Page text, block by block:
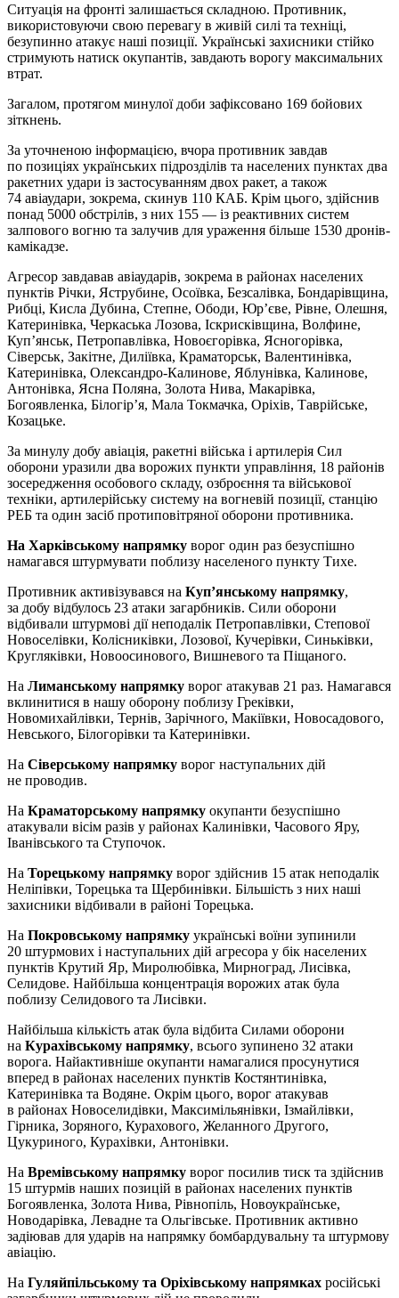
Ситуація на фронті залишається складною. Противник,
використовуючи свою перевагу в живій силі та техніці,
безупинно атакує наші позиції. Українські захисники стійко
стримують натиск окупантів, завдають ворогу максимальних
втрат.
Загалом, протягом минулої доби зафіксовано 169 бойових
зіткнень.
За уточненою інформацією, вчора противник завдав
по позиціях українських підрозділів та населених пунктах два
ракетних удари із застосуванням двох ракет, а також
74 авіаудари, зокрема, скинув 110 КАБ. Крім цього, здійснив
понад 5000 обстрілів, з них 155 — із реактивних систем
залпового вогню та залучив для ураження більше 1530 дронів-
камікадзе.
Агресор завдавав авіаударів, зокрема в районах населених
пунктів Річки, Яструбине, Осоївка, Безсалівка, Бондарівщина,
Рибці, Кисла Дубина, Степне, Ободи, Юр’єве, Рівне, Олешня,
Катеринівка, Черкаська Лозова, Іскрисківщина, Волфине,
Куп’янськ, Петропавлівка, Новоєгорівка, Ясногорівка,
Сіверськ, Закітне, Диліївка, Краматорськ, Валентинівка,
Катеринівка, Олександро-Калинове, Яблунівка, Калинове,
Антонівка, Ясна Поляна, Золота Нива, Макарівка,
Богоявленка, Білогір’я, Мала Токмачка, Оріхів, Таврійське,
Козацьке.
За минулу добу авіація, ракетні війська і артилерія Сил
оборони уразили два ворожих пункти управління, 18 районів
зосередження особового складу, озброєння та військової
техніки, артилерійську систему на вогневій позиції, станцію
РЕБ та один засіб протиповітряної оборони противника.
На Харківському напрямку ворог один раз безуспішно
намагався штурмувати поблизу населеного пункту Тихе.
Противник активізувався на Куп’янському напрямку,
за добу відбулось 23 атаки загарбників. Сили оборони
відбивали штурмові дії неподалік Петропавлівки, Степової
Новоселівки, Колісниківки, Лозової, Кучерівки, Синьківки,
Кругляківки, Новоосинового, Вишневого та Піщаного.
На Лиманському напрямку ворог атакував 21 раз. Намагався
вклинитися в нашу оборону поблизу Греківки,
Новомихайлівки, Тернів, Зарічного, Макіївки, Новосадового,
Невського, Білогорівки та Катеринівки.
На Сіверському напрямку ворог наступальних дій
не проводив.
На Краматорському напрямку окупанти безуспішно
атакували вісім разів у районах Калинівки, Часового Яру,
Іванівського та Ступочок.
На Торецькому напрямку ворог здійснив 15 атак неподалік
Неліпівки, Торецька та Щербинівки. Більшість з них наші
захисники відбивали в районі Торецька.
На Покровському напрямку українські воїни зупинили
20 штурмових і наступальних дій агресора у бік населених
пунктів Крутий Яр, Миролюбівка, Мирноград, Лисівка,
Селидове. Найбільша концентрація ворожих атак була
поблизу Селидового та Лисівки.
Найбільша кількість атак була відбита Силами оборони
на Курахівському напрямку, всього зупинено 32 атаки
ворога. Найактивніше окупанти намагалися просунутися
вперед в районах населених пунктів Костянтинівка,
Катеринівка та Водяне. Окрім цього, ворог атакував
в районах Новоселидівки, Максимільянівки, Ізмайлівки,
Гірника, Зоряного, Курахового, Желанного Другого,
Цукуриного, Курахівки, Антонівки.
На Времівському напрямку ворог посилив тиск та здійснив
15 штурмів наших позицій в районах населених пунктів
Богоявленка, Золота Нива, Рівнопіль, Новоукраїнське,
Новодарівка, Левадне та Ольгівське. Противник активно
задіював для ударів на напрямку бомбардувальну та штурмову
авіацію.
На Гуляйпільському та Оріхівському напрямках російські